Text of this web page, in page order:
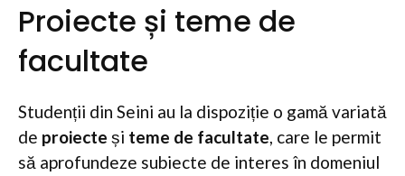
Proiecte și teme de
facultate
Studenții din Seini au la dispoziție o gamă variată
de proiecte și teme de facultate, care le permit
să aprofundeze subiecte de interes în domeniul